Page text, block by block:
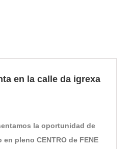
en la calle da igrexa
la oportunidad de
pleno CENTRO de FENE